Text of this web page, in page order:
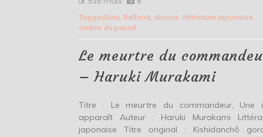
du
Murakami
TaggedArts Belfond divorce littérature japonaise
ombre du passé
Le meurtre du
– Haruki Murakami
Titre : Le meurtre du commandeur, Une
apparaît Auteur : Haruki Murakami
japonaise Titre original : Kishidanchô